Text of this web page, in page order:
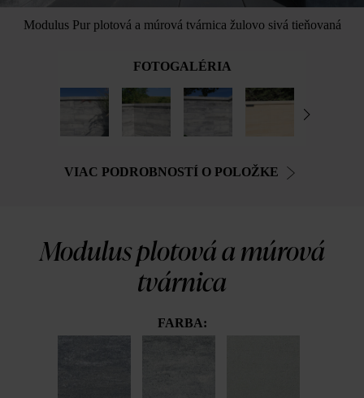
Modulus Pur plotová a múrová tvárnica žulovo sivá tieňovaná
FOTOGALÉRIA
VIAC PODROBNOSTÍ O POLOŽKE
Modulus plotová a múrová
tvárnica
FARBA: